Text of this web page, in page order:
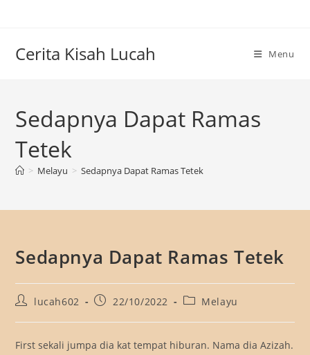
Cerita Kisah Lucah Menu
Sedapnya Dapat Ramas
Tetek
> Melayu > Sedapnya Dapat Ramas Tetek
Sedapnya Dapat Ramas Tetek
Postlucah602
Post22/10/2022
PostMelayu
First sekali jumpa dia kat tempat hiburan. Nama dia Azizah.